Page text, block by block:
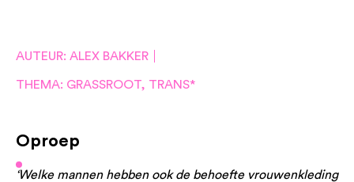
AUTEUR: ALEX BAKKER
THEMA: GRASSROOT, TRANS*
Oproep
‘Welke mannen hebben ook de behoefte vrouwenkleding